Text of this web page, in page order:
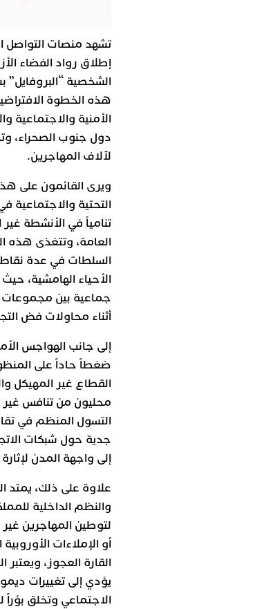
تشهد منصات التواصل
إطلاق رواد الفضاء
الشخصية “البروفايل”
هذه الخطوة
الأمنية والاجتماعية
دول جنوب الصحراء،
لآلاف المهاجرين.
ويرى القائمون على
التحتية والاجتماعية
تنامياً في الأنشطة غير
العامة، وتتغذى هذه
السلطات في عدة
الأحياء الهامشية،
جماعية بين مجموعات
أثناء محاولات فض
إلى جانب الهواجس
ضغطاً حاداً على
القطاع غير المهيكل
محليون من تنافس غير
التسول المنظم في
جدية حول شبكات
إلى واجهة المدن
علاوة على ذلك، يمتد
والنظم الداخلية
لتوطين المهاجرين
أو الإملاءات
القارة العجوز،
يؤدي إلى تغييرات
الاجتماعي وتخلق بؤراً